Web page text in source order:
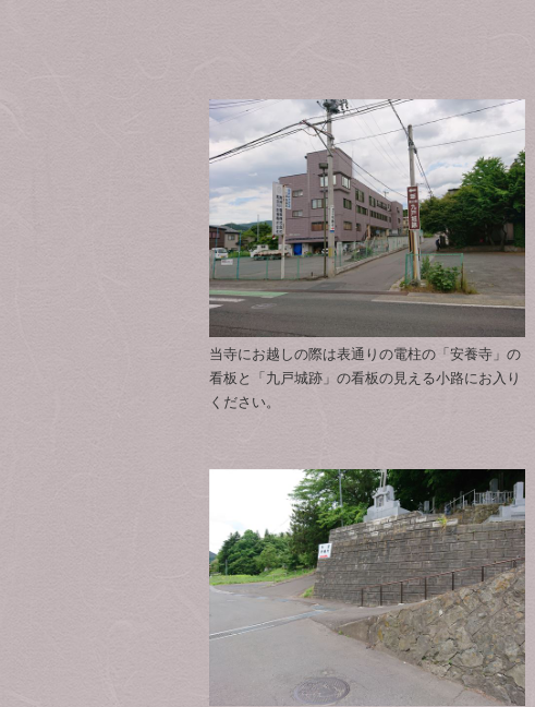
当寺にお越しの際は表通りの電柱の「安養寺」の
看板と「九戸城跡」の看板の見える小路にお入り
ください。